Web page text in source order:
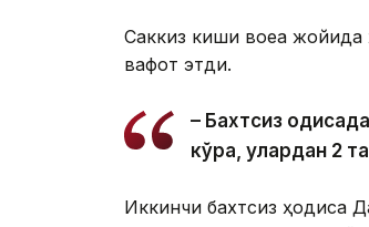
Саккиз киши воқеа
вафот этди.
– Бахтсиз
кўра, улардан 2
Иккинчи бахтсиз ҳодиса